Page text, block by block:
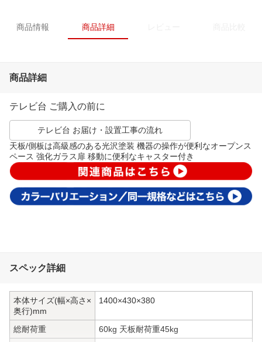
商品情報 商品詳細
商品詳細
テレビ台 ご購入の前に
テレビ台 お届け・設置工事の流れ
天板/側板は高級感のある光沢塗装 機器の操作が便利なオープンス
ペース 強化ガラス扉 移動に便利なキャスター付き
スペック詳細
本体サイズ(幅×高さ×
奥行)mm
1400×430×380
総耐荷重 60kg 天板耐荷重45kg